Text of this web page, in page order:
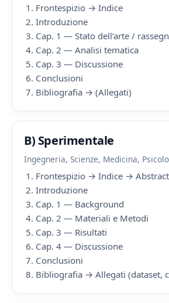
Frontespizio → Indice
Introduzione
Cap. 1 — Stato dell’arte /
Cap. 2 — Analisi tematica
Cap. 3 — Discussione
Conclusioni
Bibliografia → (Allegati)
B) Sperimentale
Ingegneria, Scienze, Medicina,
Frontespizio → Indice → Abstract
Introduzione
Cap. 1 — Background
Cap. 2 — Materiali e Metodi
Cap. 3 — Risultati
Cap. 4 — Discussione
Conclusioni
Bibliografia → Allegati (dataset,